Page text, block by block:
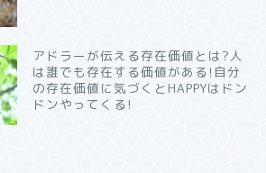
アドラーが伝える存在価値とは?人
は誰でも存在する価値がある!自分
の存在価値に気づくとHAPPYはドン
ドンやってくる!